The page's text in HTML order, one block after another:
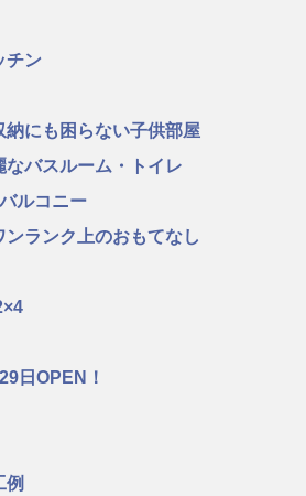
チン
にも困らない子供部屋
なバスルーム・トイレ
ルコニー
ンランク上のおもてなし
日OPEN！
例